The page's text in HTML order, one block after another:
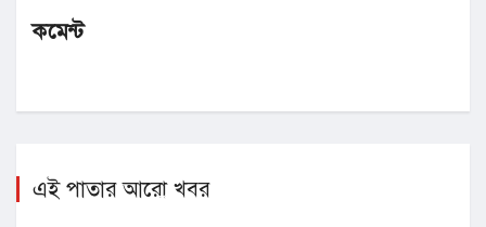
কমেন্ট
এই পাতার আরো খবর
কালান্দিয়া শরণার্থী শিবিরে ইসরাইলি অভিযানে গ্রেফতার ৬০